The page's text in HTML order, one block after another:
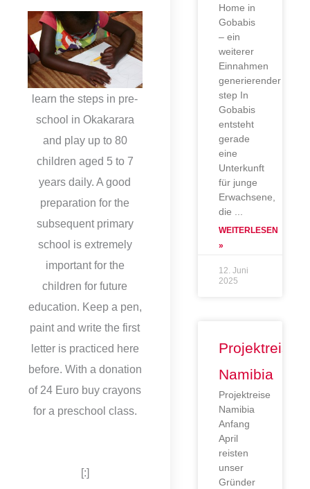
learn the steps in pre-
school in Okakarara
and play up to 80
children aged 5 to 7
years daily. A good
preparation for the
subsequent primary
school is extremely
important for the
children for future
education. Keep a pen,
paint and write the first
letter is practiced here
before. With a donation
of 24 Euro buy crayons
for a preschool class.
[:]
Home in
Gobabis
– ein
weiterer
Einnahmen
generierender
step In
Gobabis
entsteht
gerade
eine
Unterkunft
für junge
Erwachsene,
die
WEITERLESEN
»
12. Juni
2025
Projektreise
Namibia
Projektreise
Namibia
Anfang
April
reisten
unser
Gründer